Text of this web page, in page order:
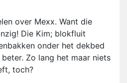
over Mexx. Want die
Die Kim; blokfluit
onder het dekbed
Zo lang het maar niets
toch?